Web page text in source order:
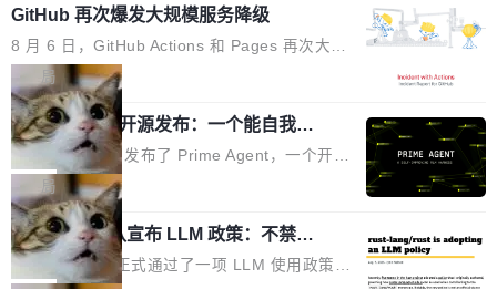
他引用的帖子来自 Mathew Shen，一位 ICLR 2
026 的读者：「看了篇 ...
理由很具体。FA 系列不需要解释，但 FA2 是他
认为最重要的一个——复杂度恰到好处，刚好能
驱动你去学 CuTe，但还没被那些"邪恶的" Hopp
er++ 优化所淹没，足够容易修改和适配。 更关
键的是 FA2 的持久性...
鸿蒙通过统一技术底座和分布式能力，为不同类
型智能设备的开发、连接与互联提供关键支撑，
也为产业链企业探索产品创新与商业增长打开新
的空间。 8月14日，开源鸿蒙智能硬件开发者日
（OHDD：OpenHarmony Hardware Develope
r Day）将在杭州启航。活动面向智能硬件产业
链企业和开发者，邀请行业专家与资深技术顾
问，围绕开源鸿蒙技术能力、设备适配、芯片适
配、功耗与稳定性调优、兼容性测评及统一互联
等内容展开系统讲解和实战交流，帮助企业进一
步了解开源鸿蒙在智能...
GitHub 再次爆发大规模服务降级
8 月 6 日，GitHub Actions 和 Pages 再次大规
模服务降级，Actions 完全不可用超过 5 小时，
webhook 停发，连自托管 runner 也因调度层故
障无法工作。Pages、Copilot code review、C
opilot coding agent 全部受影响。从检测到完全
恢复，大约 12 小时。 这是 2026 年 8 月的第六
起事故，其中四起与 AI/Copilot 服务相关。 Git
Hub 员工 kdaigle 在 HN 讨论中贴出了一组数
据：2025 年全年 10 亿次 commit。现在，每周
2.75 亿次，全年预计 140 亿次。GitHub...
局
Prime Agent 开源发布：一个能自我改
进的编程 Agent，ARC-AGI 3 超越人类
专家基线
Prime Intellect 发布了 Prime Agent，一个开源
的编程 Agent Harness，核心设计围绕两个抽
象：Recursive Language Model（RLM）和 C
ontinual Harness。在 ARC-AGI 3 基准测试
上，Prime Agent + Opus 5 的组合达到了 95.
局
Rust 项目团队宣布 LLM 政策：不禁
止，但你要承认哪些代码不是你写的
Rust 语言项目正式通过了一项 LLM 使用政策，